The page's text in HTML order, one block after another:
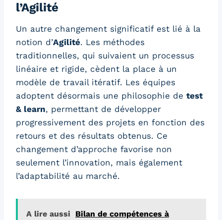
l’Agilité
Un autre changement significatif est lié à la
notion d’Agilité. Les méthodes
traditionnelles, qui suivaient un processus
linéaire et rigide, cèdent la place à un
modèle de travail itératif. Les équipes
adoptent désormais une philosophie de test
& learn, permettant de développer
progressivement des projets en fonction des
retours et des résultats obtenus. Ce
changement d’approche favorise non
seulement l’innovation, mais également
l’adaptabilité au marché.
A lire aussi Bilan de compétences à